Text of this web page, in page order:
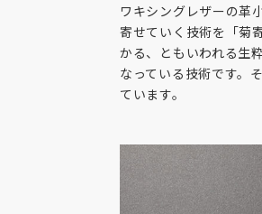
ワキシングレザーの革
寄せていく技術を「菊
かる、ともいわれる生
なっている技術です。
ています。